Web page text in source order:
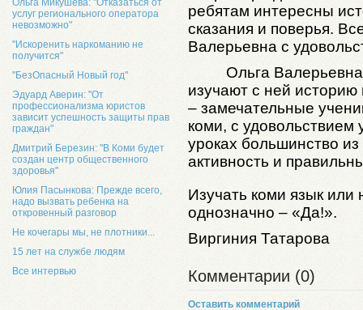
Ольга Микушева: "Отказаться от
услуг регионального оператора
невозможно"
"Искоренить наркоманию не
получится"
"БезОпасный Новый год"
Эдуард Аверин: "От
профессионализма юристов
зависит успешность защиты прав
граждан"
Дмитрий Березин: "В Коми будет
создан центр общественного
здоровья"
Юлия Пасынкова: Прежде всего,
надо вызвать ребенка на
откровенный разговор
Не кочегары мы, не плотники...
15 лет на службе людям
Все интервью
ребятам интересны
сказания и поверья.
Валерьевна с
Ольга
изучают с ней историю
– замечательные
коми, с удовольствием
уроках большинство
активность и
Изучать коми язык
однозначно – «Да!».
Виргиния Татарова
Комментарии (0)
Оставить комментарий